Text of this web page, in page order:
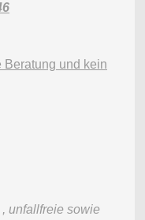
und kein
unfallfreie sowie